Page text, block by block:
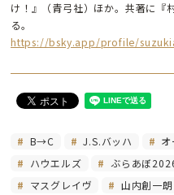
け！』（青弓社）ほか。共著に『
る。
https://bsky.app/profile/
B→C J.S.バッハ オ
ハウエルズ
ぶらあぼ
マスグレイヴ
山内創一朗